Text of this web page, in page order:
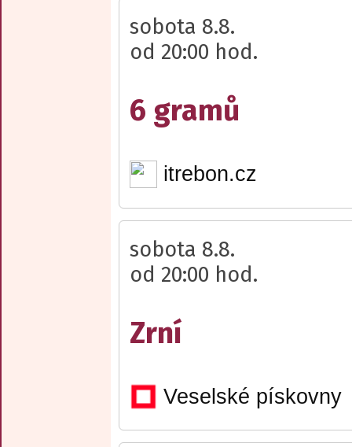
sobota 8.8.
od 20:00 hod.
6 gramů
itrebon.cz
sobota 8.8.
od 20:00 hod.
Zrní
Veselské pískovny